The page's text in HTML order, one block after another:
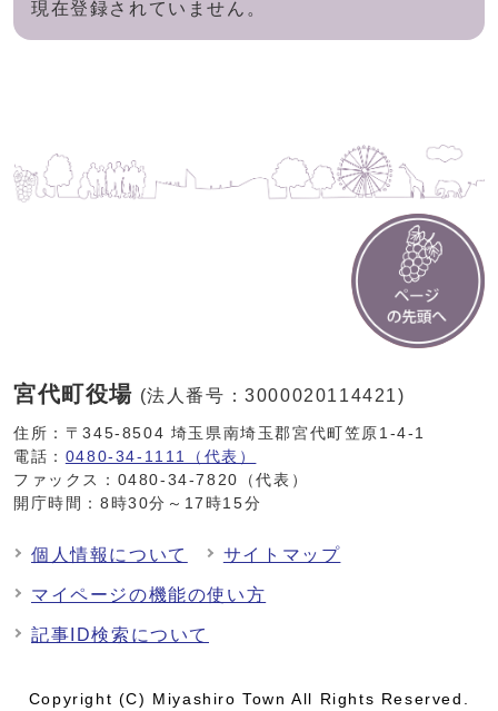
現在登録されていません。
宮代町役場 (法人番号：3000020114421)
住所：〒345-8504 埼玉県南埼玉郡宮代町笠原1-4-1
電話： 0480-34-1111（代表）
ファックス：0480-34-7820（代表）
開庁時間：8時30分～17時15分
個人情報について サイトマップ
マイページの機能の使い方
記事ID検索について
Copyright (C) Miyashiro Town All Rights Reserved.